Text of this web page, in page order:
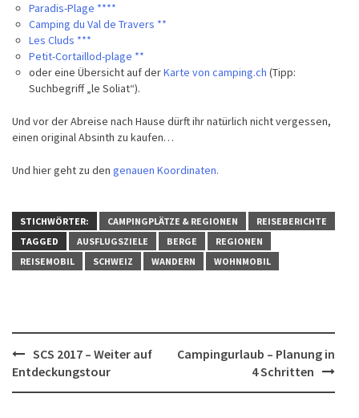
Paradis-Plage ****
Camping du Val de Travers **
Les Cluds ***
Petit-Cortaillod-plage **
oder eine Übersicht auf derKarte von camping.ch (Tipp:
Suchbegriff „le Soliat“).
Und vor der Abreise nach Hause dürft ihr natürlich nicht vergessen,
einen original Absinth zu kaufen…
Und hier geht zu den genauen Koordinaten.
STICHWÖRTER: CAMPINGPLÄTZE & REGIONEN
REISEBERICHTE
TAGGED
AUSFLUGSZIELE BERGE
REGIONEN
REISEMOBIL
SCHWEIZ WANDERN WOHNMOBIL
Post
navigation
SCS 2017 – Weiter auf
Entdeckungstour
Campingurlaub – Planung in
4 Schritten